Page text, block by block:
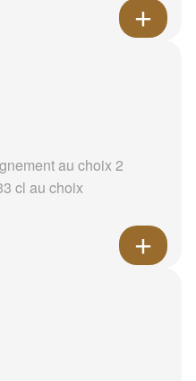
au choix 2
cl au choix